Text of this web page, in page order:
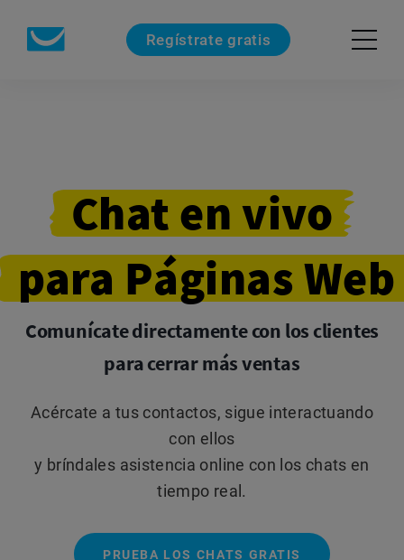
Regístrate gratis
Chat en vivo
para Páginas Web
Comunícate directamente con los clientes
para cerrar más ventas
Acércate a tus contactos, sigue interactuando
con ellos
y bríndales asistencia online con los chats en
tiempo real.
PRUEBA LOS CHATS GRATIS